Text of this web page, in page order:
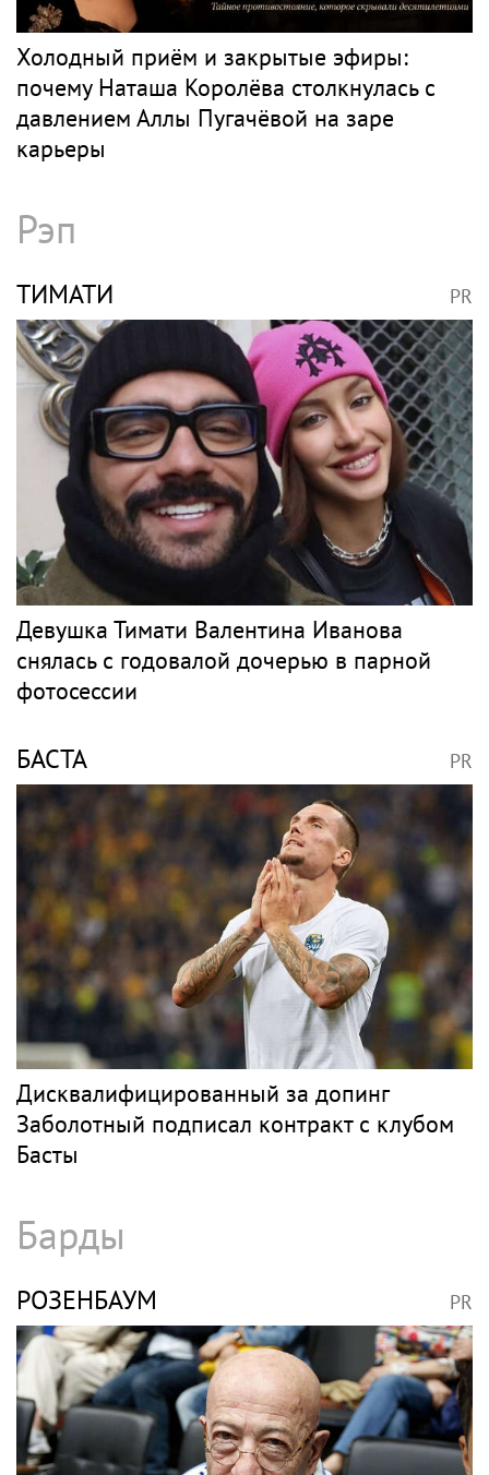
Холодный приём и закрытые эфиры:
почему Наташа Королёва столкнулась с
давлением Аллы Пугачёвой на заре
карьеры
Рэп
ТИМАТИ PR
Девушка Тимати Валентина Иванова
снялась с годовалой дочерью в парной
фотосессии
БАСТА PR
Дисквалифицированный за допинг
Заболотный подписал контракт с клубом
Басты
Барды
РОЗЕНБАУМ PR